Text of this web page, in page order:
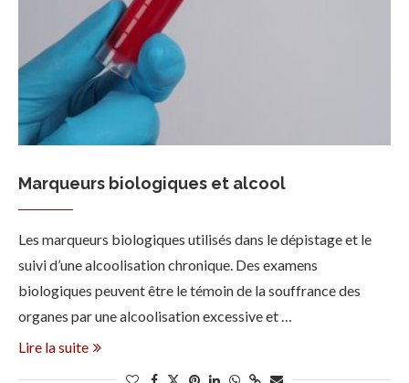
Marqueurs biologiques et alcool
Les marqueurs biologiques utilisés dans le dépistage et le
suivi d’une alcoolisation chronique. Des examens
biologiques peuvent être le témoin de la souffrance des
organes par une alcoolisation excessive et …
Lire la suite